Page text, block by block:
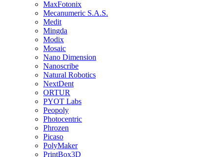
MaxFotonix
Mecanumeric S.A.S.
Medit
Mingda
Modix
Mosaic
Nano Dimension
Nanoscribe
Natural Robotics
NextDent
ORTUR
PYOT Labs
Peopoly
Photocentric
Phrozen
Picaso
PolyMaker
PrintBox3D